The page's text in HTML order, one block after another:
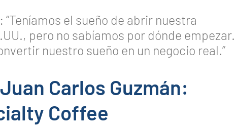
el sueño de abrir nuestra
pero no sabíamos por dónde empezar.
nuestro sueño en un negocio real.”
Carlos Guzmán:
Coffee